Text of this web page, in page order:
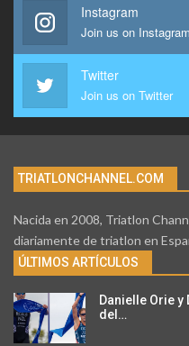
Instagram
Join us on Instagram
Twitter
Join us on Twitter
TRIATLONCHANNEL.COM
Nacida en 2008, Triatlon
diariamente de triatlon en
ÚLTIMOS ARTÍCULOS
Danielle Orie y
del…